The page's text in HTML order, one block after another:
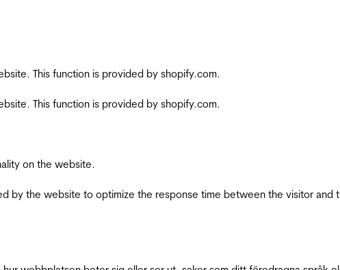
This function is provided by shopify.com.
This function is provided by shopify.com.
on the website.
by the website to optimize the response time between the visitor and